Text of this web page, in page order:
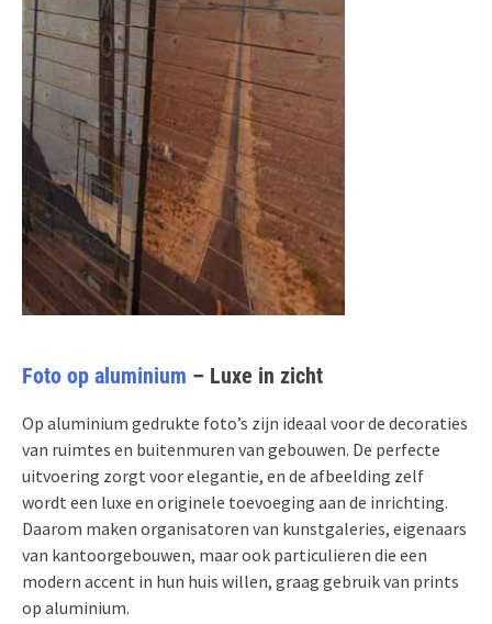
Foto op aluminium – Luxe in zicht
Op aluminium gedrukte foto’s zijn ideaal voor de decoraties
van ruimtes en buitenmuren van gebouwen. De perfecte
uitvoering zorgt voor elegantie, en de afbeelding zelf
wordt een luxe en originele toevoeging aan de inrichting.
Daarom maken organisatoren van kunstgaleries, eigenaars
van kantoorgebouwen, maar ook particulieren die een
modern accent in hun huis willen, graag gebruik van prints
op aluminium.